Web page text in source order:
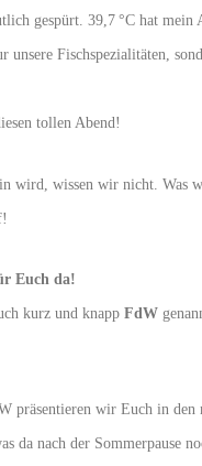
gespürt. 39,7 °C hat
unsere Fischspezialitäten,
tollen Abend!
wird, wissen wir nicht.
Euch da!
kurz und knapp FdW
präsentieren wir Euch in
da nach der